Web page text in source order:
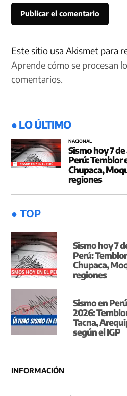
Este sitio usa Akismet para
Aprende cómo se procesan
comentarios.
● LO ÚLTIMO
NACIONAL
Sismo hoy 7
Perú: Temblor
Chupaca,
regiones
● TOP
Sismo hoy 7
Perú:
Chupaca,
regiones
Sismo en
2026:
Tacna,
según el IGP
INFORMACIÓN